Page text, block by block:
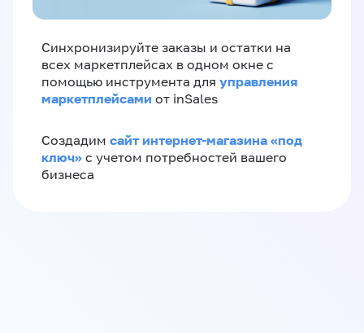
Синхронизируйте заказы и остатки на
всех маркетплейсах в одном окне с
помощью инструмента для управления
маркетплейсами от inSales
Создадим сайт интернет-магазина «под
ключ» с учетом потребностей вашего
бизнеса